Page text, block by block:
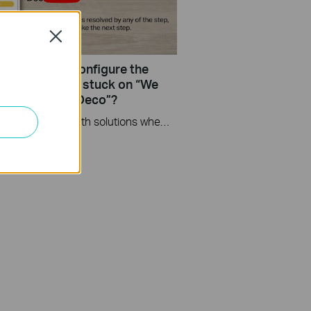
do if I fail to configure the
Deco and get stuck on “We
find another Deco”?
Close